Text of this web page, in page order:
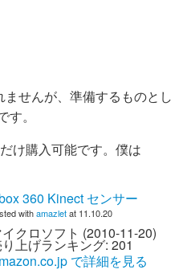
せんが、準備するものとし
。
け購入可能です。僕は
360 Kinect センサー
withamazletat 11.10.20
クロソフト (2010-11-20)
上げランキング: 201
で詳細を見る